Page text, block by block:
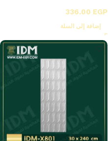
336.00 EGP
إضافة إلى السلة